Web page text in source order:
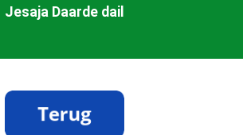
Jesaja Daarde dail